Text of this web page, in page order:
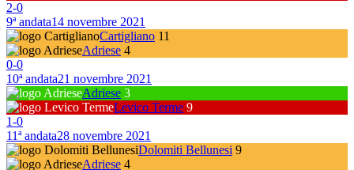
2-0
9ª andata14 novembre 2021
Cartigliano 11
Adriese 4
0-0
10ª andata21 novembre 2021
Adriese 3
Levico Terme 9
1-0
11ª andata28 novembre 2021
Dolomiti Bellunesi 9
Adriese 4